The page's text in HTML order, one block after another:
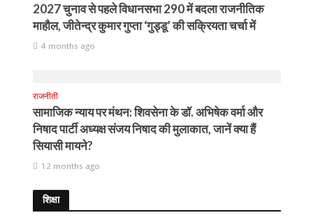
2027 चुनाव से पहले विधानसभा 290 में बदला राजनीतिक
माहौल, जीतेन्द्र कुमार गुप्ता ‘गुड्डू’ की सक्रियता चर्चा में
4 months ago
राजनीती
सामाजिक न्याय पर मंथन: शिवसेना के डॉ. अभिषेक वर्मा और
निषाद पार्टी अध्यक्ष संजय निषाद की मुलाकात, जानें क्या हैं
सियासी मायने?
12 months ago
शिक्षा